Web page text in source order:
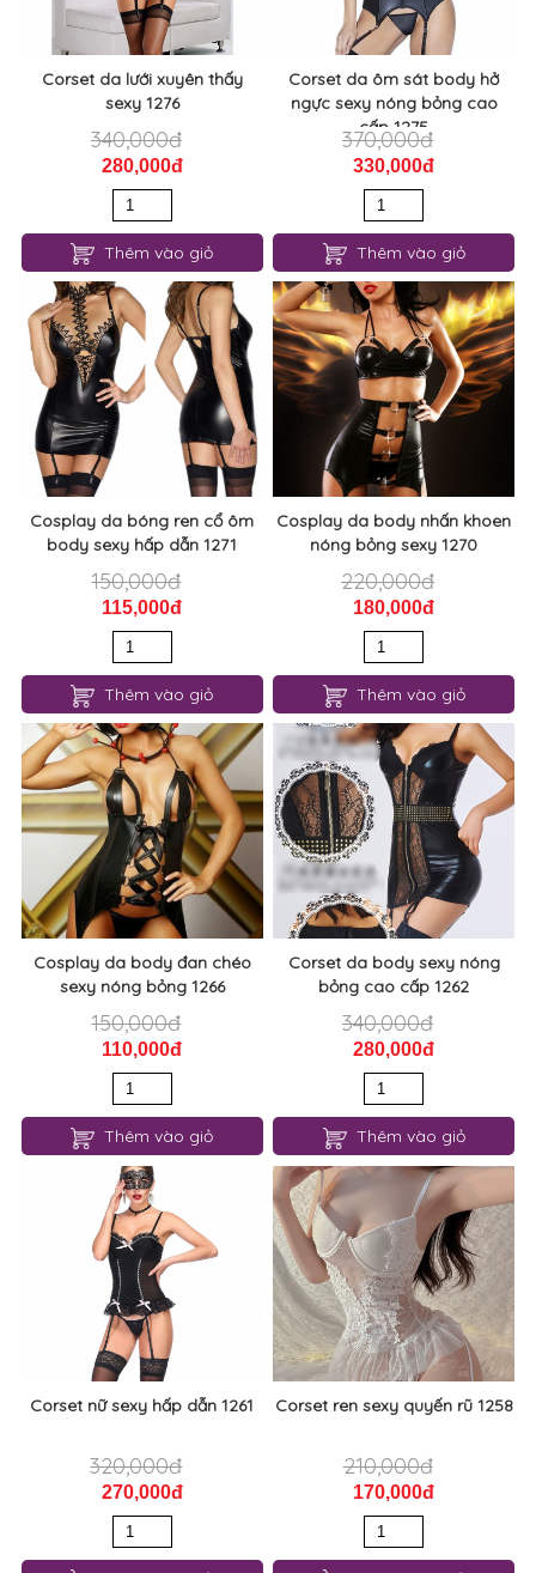
Corset da lưới xuyên thấy
sexy 1276
340,000đ
280,000đ
Thêm vào giỏ
Corset da ôm sát body hở
ngực sexy nóng bỏng cao
cấp 1275
370,000đ
330,000đ
Thêm vào giỏ
Cosplay da bóng ren cổ ôm
body sexy hấp dẫn 1271
150,000đ
115,000đ
Thêm vào giỏ
Cosplay da body nhấn khoen
nóng bỏng sexy 1270
220,000đ
180,000đ
Thêm vào giỏ
Cosplay da body đan chéo
sexy nóng bỏng 1266
150,000đ
110,000đ
Thêm vào giỏ
Corset da body sexy nóng
bỏng cao cấp 1262
340,000đ
280,000đ
Thêm vào giỏ
Corset nữ sexy hấp dẫn 1261
320,000đ
270,000đ
Corset ren sexy quyến rũ 1258
210,000đ
170,000đ